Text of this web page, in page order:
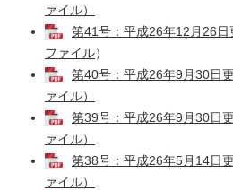
ァイル）
第41号：平成26年12月26
ファイル）
第40号：平成26年9月30日
ァイル）
第39号：平成26年9月30日
ァイル）
第38号：平成26年5月14日
ァイル）